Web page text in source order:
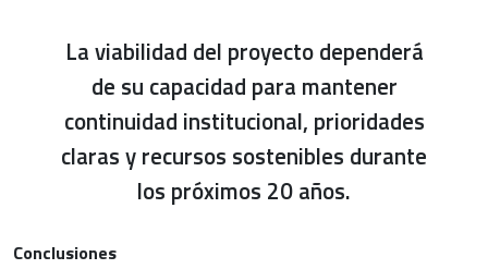
La viabilidad del proyecto dependerá
de su capacidad para mantener
continuidad institucional, prioridades
claras y recursos sostenibles durante
los próximos 20 años.
Conclusiones